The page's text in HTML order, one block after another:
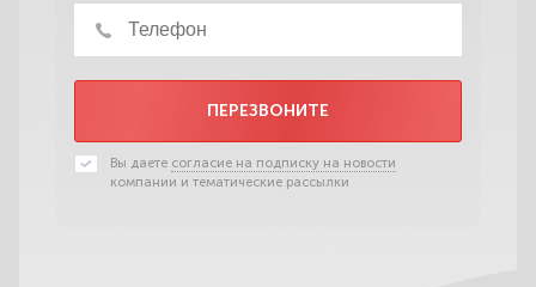
ПЕРЕЗВОНИТЕ
Вы даете согласие на подписку на новости
компании и тематические рассылки